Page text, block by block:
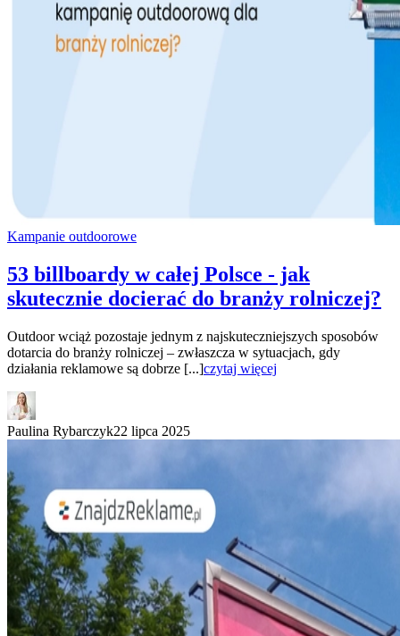
Kampanie outdoorowe
53 billboardy w całej Polsce - jak
skutecznie docierać do branży rolniczej?
Outdoor wciąż pozostaje jednym z najskuteczniejszych sposobów
dotarcia do branży rolniczej – zwłaszcza w sytuacjach, gdy
działania reklamowe są dobrze [...]czytaj więcej
Paulina Rybarczyk22 lipca 2025